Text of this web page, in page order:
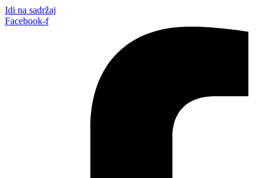
Idi na sadržaj
Facebook-f